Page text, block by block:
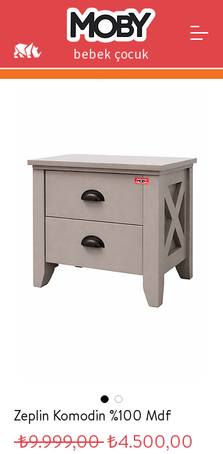
bebek çocuk
genç
Zeplin Komodin %100 Mdf
₺9.999,00 Normal
₺4.500,00